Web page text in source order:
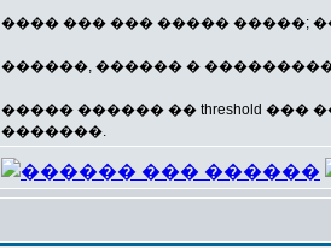
���� ��� ��� ����� �����;
������, ������ �
����� ������ �� threshold
�������.